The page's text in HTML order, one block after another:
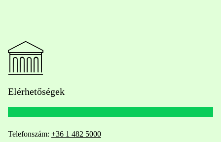
Elérhetőségek
Telefonszám: +36 1 482 5000